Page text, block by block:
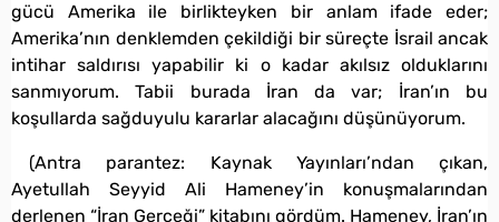
gücü Amerika ile birlikteyken bir anlam ifade eder;
Amerika’nın denklemden çekildiği bir süreçte İsrail ancak
intihar saldırısı yapabilir ki o kadar akılsız olduklarını
sanmıyorum. Tabii burada İran da var; İran’ın bu
koşullarda sağduyulu kararlar alacağını düşünüyorum.
(Antra parantez: Kaynak Yayınları’ndan çıkan,
Ayetullah Seyyid Ali Hameney’in konuşmalarından
derlenen “İran Gerçeği” kitabını gördüm. Hameney, İran’ın